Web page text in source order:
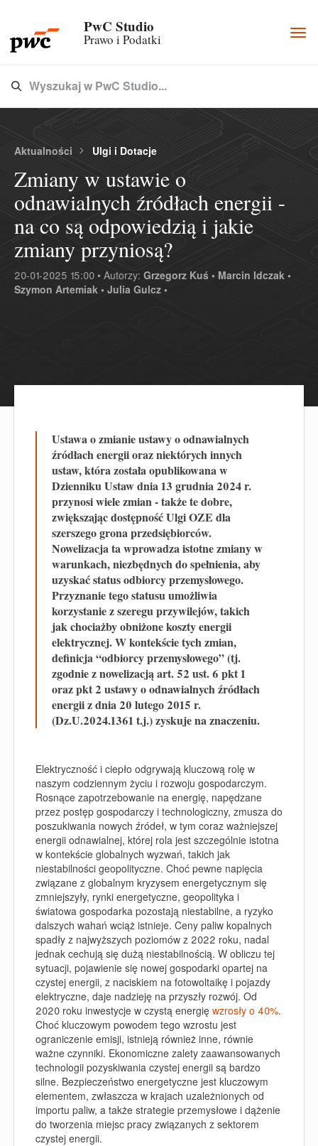
PwC Studio
Prawo i Podatki
Type 3 or more characters for results.
Wyszukaj w PwC Studio...
Aktualności Ulgi i Dotacje
Zmiany w ustawie o
odnawialnych źródłach energii -
na co są odpowiedzią i jakie
zmiany przyniosą?
20-01-2025 15:00 • Autorzy: Grzegorz Kuś • Marcin Idczak •
Szymon Artemiak • Julia Gulcz •
Ustawa o zmianie ustawy o odnawialnych
źródłach energii oraz niektórych innych
ustaw, która została opublikowana w
Dzienniku Ustaw dnia 13 grudnia 2024 r.
przynosi wiele zmian - także te dobre,
zwiększając dostępność Ulgi OZE dla
szerszego grona przedsiębiorców.
Nowelizacja ta wprowadza istotne zmiany w
warunkach, niezbędnych do spełnienia, aby
uzyskać status odbiorcy przemysłowego.
Przyznanie tego statusu umożliwia
korzystanie z szeregu przywilejów, takich
jak chociażby obniżone koszty energii
elektrycznej. W kontekście tych zmian,
definicja “odbiorcy przemysłowego” (tj.
zgodnie z nowelizacją art. 52 ust. 6 pkt 1
oraz pkt 2 ustawy o odnawialnych źródłach
energii z dnia 20 lutego 2015 r.
(Dz.U.2024.1361 t.j.) zyskuje na znaczeniu.
Elektryczność i ciepło odgrywają kluczową rolę w
naszym codziennym życiu i rozwoju gospodarczym.
Rosnące zapotrzebowanie na energię, napędzane
przez postęp gospodarczy i technologiczny, zmusza do
poszukiwania nowych źródeł, w tym coraz ważniejszej
energii odnawialnej, której rola jest szczególnie istotna
w kontekście globalnych wyzwań, takich jak
niestabilności geopolityczne. Choć pewne napięcia
związane z globalnym kryzysem energetycznym się
zmniejszyły, rynki energetyczne, geopolityka i
światowa gospodarka pozostają niestabilne, a ryzyko
dalszych wahań wciąż istnieje. Ceny paliw kopalnych
spadły z najwyższych poziomów z 2022 roku, nadal
jednak cechują się dużą niestabilnością. W obliczu tej
sytuacji, pojawienie się nowej gospodarki opartej na
czystej energii, z naciskiem na fotowoltaikę i pojazdy
elektryczne, daje nadzieję na przyszły rozwój. Od
2020 roku inwestycje w czystą energię wzrosły o 40%.
Choć kluczowym powodem tego wzrostu jest
ograniczenie emisji, istnieją również inne, równie
ważne czynniki. Ekonomiczne zalety zaawansowanych
technologii pozyskiwania czystej energii są bardzo
silne. Bezpieczeństwo energetyczne jest kluczowym
elementem, zwłaszcza w krajach uzależnionych od
importu paliw, a także strategie przemysłowe i dążenie
do tworzenia miejsc pracy związanych z sektorem
czystej energii.